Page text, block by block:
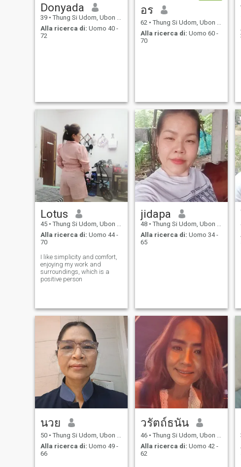
Donyada
39 • Thung Si Udom, Ubon Ratchathani, Thailandia
Alla ricerca di: Uomo 40 -
72
อร
62 • Thung Si Udom, Ubon Ratchathani, Thailandia
Alla ricerca di: Uomo 60 -
70
Lotus
45 • Thung Si Udom, Ubon Ratchathani, Thailandia
Alla ricerca di: Uomo 44 -
70
I like simplicity and comfort,
enjoying my work and
surroundings, which is a
positive person
jidapa
48 • Thung Si Udom, Ubon Ratchathani, Thailandia
Alla ricerca di: Uomo 34 -
65
นวย
50 • Thung Si Udom, Ubon Ratchathani, Thailandia
Alla ricerca di: Uomo 49 -
66
วรัตถ์ธนัน
46 • Thung Si Udom, Ubon Ratchathani, Thailandia
Alla ricerca di: Uomo 42 -
62